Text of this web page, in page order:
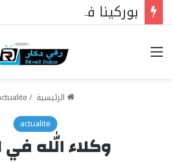
خيارات
الرئيسية /
actualite
وكلاء الله في